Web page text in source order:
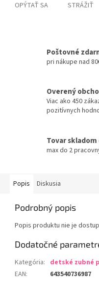
OPÝTAŤ SA STRÁŽIŤ
Poštovné
pri nákupe nad
Overený
Viac ako 450
pozitívnych
Tovar
max do 2
Popis Diskusia
Podrobný popis
Popis produktu nie je
Dodatočné
Kategória: detské zubné
EAN: 643540736987